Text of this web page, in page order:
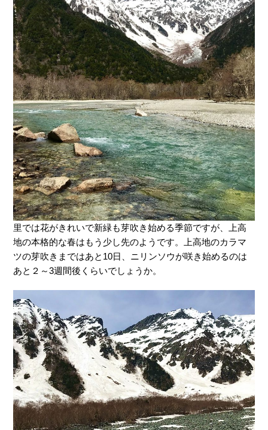
里では花がきれいで新緑も芽吹き始める季節ですが、上高
地の本格的な春はもう少し先のようです。上高地のカラマ
ツの芽吹きまではあと10日、ニリンソウが咲き始めるのは
あと２～3週間後くらいでしょうか。